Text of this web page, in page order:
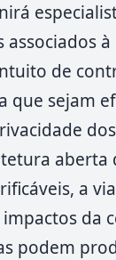
de
que sejam
aberta
a
da
podem